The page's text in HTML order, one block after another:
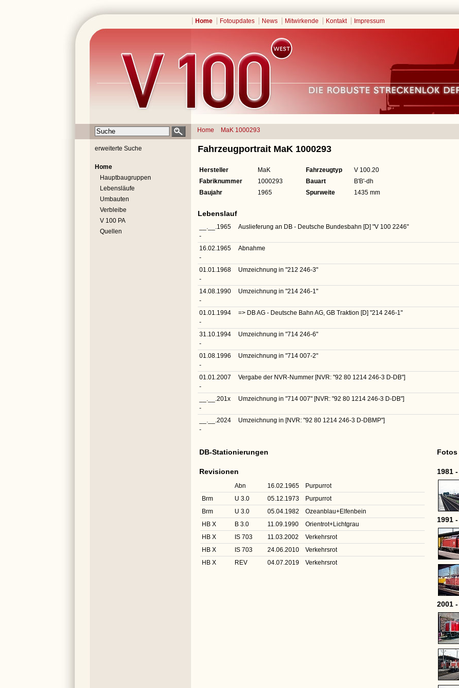
Home Fotoupdates News Mitwirkende Kontakt Impressum
Home MaK 1000293
erweiterte Suche
Home
Hauptbaugruppen
Lebensläufe
Umbauten
Verbleibe
V 100 PA
Quellen
Fahrzeugportrait MaK 1000293
Hersteller MaK Fahrzeugtyp
V 100.20
Fabriknummer
1000293 Bauart
B'B'-dh
Baujahr
1965 Spurweite 1435 mm
Lebenslauf
__.__.1965
-
Auslieferung an DB - Deutsche Bundesbahn [D] "V 100 2246"
16.02.1965
-
Abnahme
01.01.1968
-
Umzeichnung in "212 246-3"
14.08.1990
-
Umzeichnung in "214 246-1"
01.01.1994
-
=> DB AG - Deutsche Bahn AG, GB Traktion [D] "214 246-1"
31.10.1994
-
Umzeichnung in "714 246-6"
01.08.1996
-
Umzeichnung in "714 007-2"
01.01.2007
-
Vergabe der NVR-Nummer [NVR: "92 80 1214 246-3 D-DB"]
__.__.201x
-
Umzeichnung in "714 007" [NVR: "92 80 1214 246-3 D-DB"]
__.__.2024
-
Umzeichnung in [NVR: "92 80 1214 246-3 D-DBMP"]
DB-Stationierungen
Revisionen
Abn 16.02.1965
Purpurrot
Brm
U 3.0 05.12.1973
Purpurrot
Brm
U 3.0 05.04.1982
Ozeanblau+Elfenbein
HB X
B 3.0 11.09.1990
Orientrot+Lichtgrau
HB X
IS 703 11.03.2002
Verkehrsrot
HB X
IS 703 24.06.2010
Verkehrsrot
HB X
REV 04.07.2019 Verkehrsrot
Fotos
1981
1991
2001